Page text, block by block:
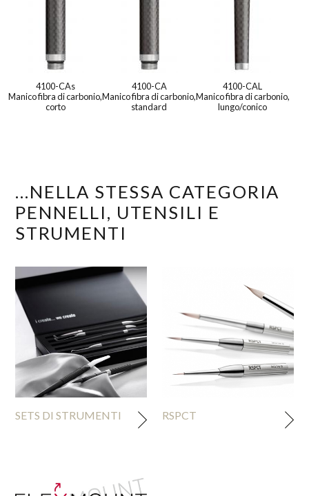
4100-CAs
Manico fibra di carbonio,
corto
4100-CA
Manico fibra di carbonio,
standard
4100-CAL
Manico fibra di carbonio,
lungo/conico
...NELLA STESSA CATEGORIA
PENNELLI, UTENSILI E
STRUMENTI
SETS DI STRUMENTI RSPCT